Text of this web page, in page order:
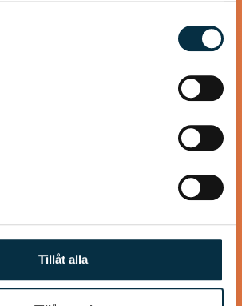
som vi samarbetar med.
kombinera informationen med annan
har tillhandahållit eller som de har
använt deras tjänster.
Tillåt alla
alla som har smakat den älskar den.
dessutom. i det receptet jag hittade